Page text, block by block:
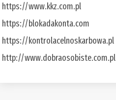
https://www.kkz.com.pl
https://blokadakonta.com
https://kontrolacelnoskarbowa.pl
http://www.dobraosobiste.com.pl